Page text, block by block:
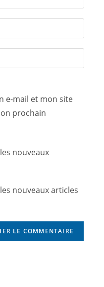
e-mail et mon site
prochain
nouveaux
nouveaux articles